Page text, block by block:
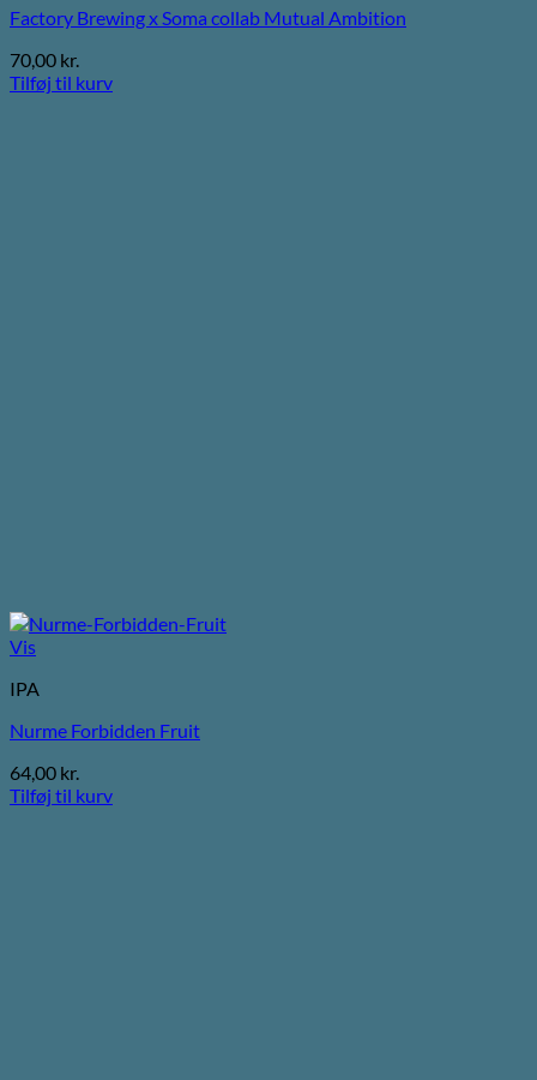
Factory Brewing x Soma collab Mutual Ambition
70,00 kr.
Tilføj til kurv
Vis
IPA
Nurme Forbidden Fruit
64,00 kr.
Tilføj til kurv